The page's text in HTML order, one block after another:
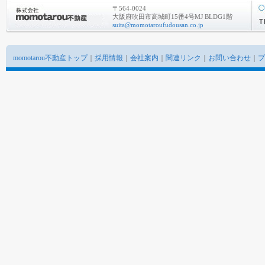
〒564-0024
大阪府吹田市高城町15番4号MJ BLDG1階
suita@momotaroufudousan.co.jp
momotarou不動産トップ｜ 採用情報 会社案内 関連リンク お問い合わせ